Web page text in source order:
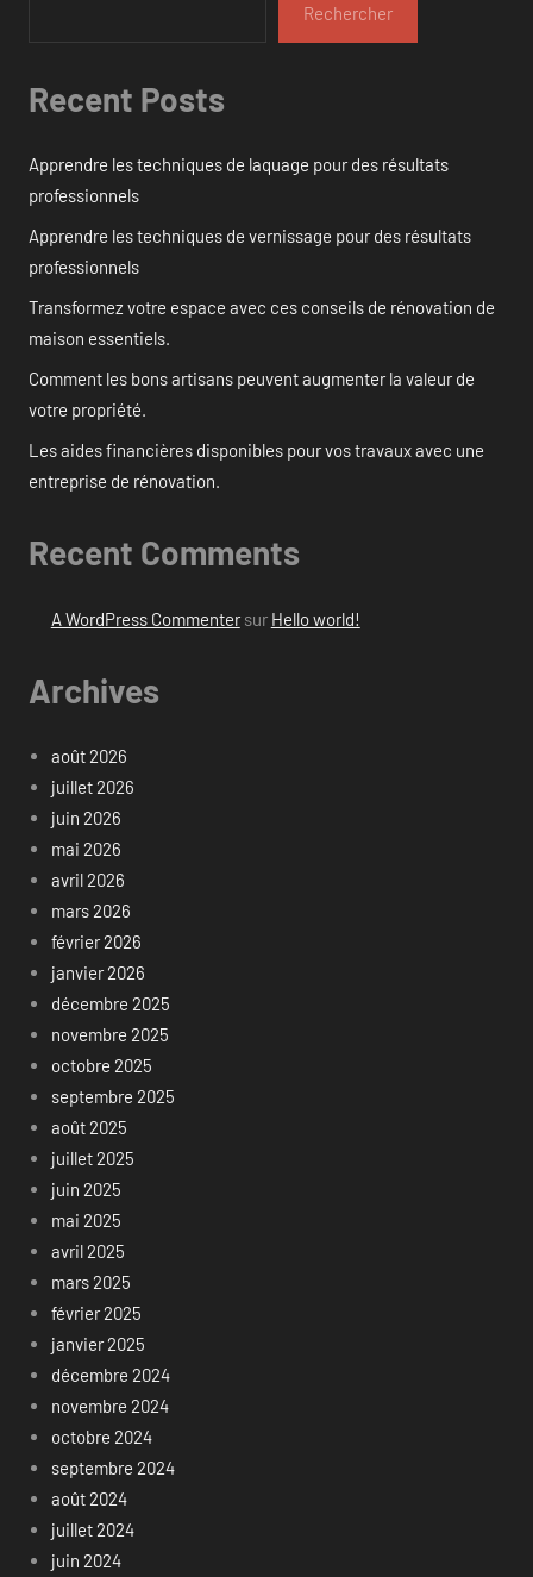
Rechercher
Recent Posts
Apprendre les techniques de laquage pour des résultats
professionnels
Apprendre les techniques de vernissage pour des résultats
professionnels
Transformez votre espace avec ces conseils de rénovation de
maison essentiels.
Comment les bons artisans peuvent augmenter la valeur de
votre propriété.
Les aides financières disponibles pour vos travaux avec une
entreprise de rénovation.
Recent Comments
A WordPress Commentersur Hello world!
Archives
août 2026
juillet 2026
juin 2026
mai 2026
avril 2026
mars 2026
février 2026
janvier 2026
décembre 2025
novembre 2025
octobre 2025
septembre 2025
août 2025
juillet 2025
juin 2025
mai 2025
avril 2025
mars 2025
février 2025
janvier 2025
décembre 2024
novembre 2024
octobre 2024
septembre 2024
août 2024
juillet 2024
juin 2024